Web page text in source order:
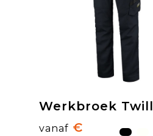
Werkbroek Twill
vanaf €